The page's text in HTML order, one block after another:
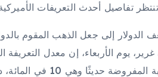
تفاصيل أحدث التعريفات
الدولار إلى جعل الذهب المقوم
في المائة، دون تسمية أي شركاء تجاريين محددين أو تقديم مزيد من التفاصيل.